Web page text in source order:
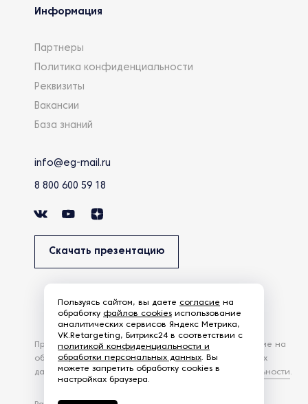
Информация
Партнеры
Политика конфиденциальности
Реквизиты
Вакансии
База знаний
info@eg-mail.ru
8 800 600 59 18
Скачать презентацию
Продолжая использовать наш сайт, вы даете согласие на
обработку файлов Cookies и других пользовательских
данных, в соответствии сПолитикой конфиденциальности.
Пользуясь сайтом, вы даете согласие на
обработку файлов cookies использование
аналитических сервисов Яндекс Метрика,
VK.Retargeting, Битрикс24 в соответствии с
политикой конфиденциальности и
обработки персональных данных. Вы
можете запретить обработку cookies в
настройках браузера.